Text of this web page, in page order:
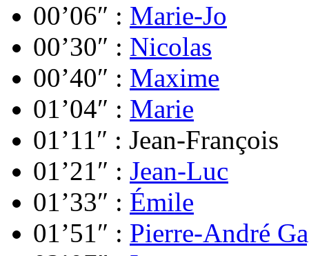
00’06″ : Marie-Jo
00’30″ : Nicolas
00’40″ : Maxime
01’04″ : Marie
01’11″ : Jean-François
01’21″ : Jean-Luc
01’33″ : Émile
01’51″ : Pierre-André